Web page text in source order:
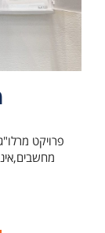
פרויקט